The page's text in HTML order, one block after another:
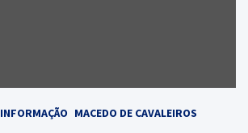
INFORMAÇÃO MACEDO DE CAVALEIROS